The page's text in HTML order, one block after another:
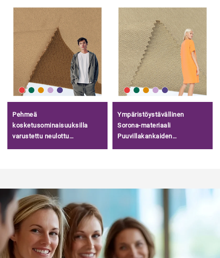
Pehmeä
kosketusominaisuuksilla
varustettu neulottu
vaatteisiin
Ympäristöystävällinen
Sorona-materiaali
Puuvillakankaiden